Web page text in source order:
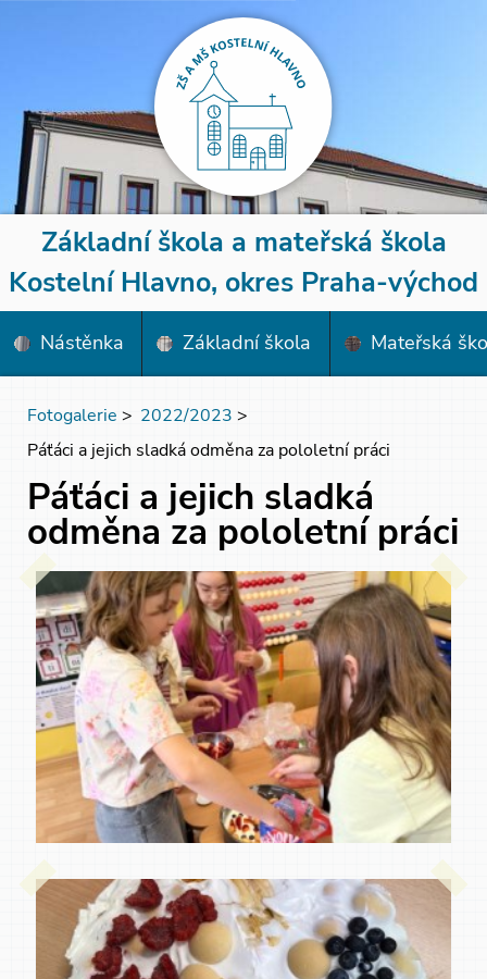
Základní škola a mateřská škola
Kostelní Hlavno, okres Praha-východ
Nástěnka Základní škola Mateřská
Fotogalerie > 2022/2023 >
Páťáci a jejich sladká odměna za pololetní práci
Páťáci a jejich sladká
odměna za pololetní práci